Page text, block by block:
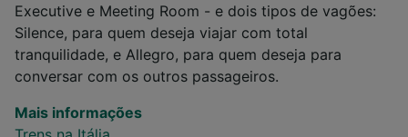
Executive e Meeting Room - e dois tipos de vagões:
Silence, para quem deseja viajar com total
tranquilidade, e Allegro, para quem deseja para
conversar com os outros passageiros.
Mais informações